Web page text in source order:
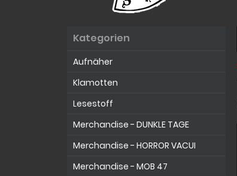
Kategorien
Aufnäher
Klamotten
Lesestoff
Merchandise - DUNKLE TAGE
Merchandise - HORROR VACUI
Merchandise - MOB 47